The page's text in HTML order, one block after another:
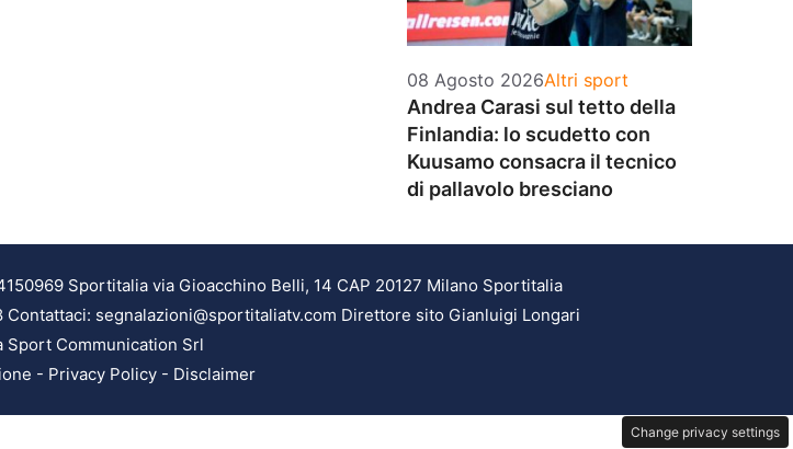
08 Agosto 2026Categorie
Altri sport
Andrea Carasi sul tetto della
Finlandia: lo scudetto con
Kuusamo consacra il tecnico
di pallavolo bresciano
Sportitalia via Gioacchino Belli, 14 CAP 20127 Milano Sportitalia
Contattaci: segnalazioni@sportitaliatv.com Direttore sito Gianluigi Longari
Sport Communication Srl
- Privacy Policy - Disclaimer
Change privacy settings